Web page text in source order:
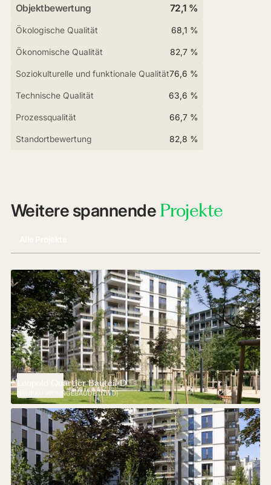
Objektbewertung 72,1 %
Ökologische Qualität 68,1 %
Ökonomische Qualität 82,7 %
Soziokulturelle und funktionale Qualität76,6 %
Technische Qualität 63,6 %
Prozessqualität 66,7 %
Standortbewertung 82,8 %
Weitere spannende Projekte
Leopold Quartier Bauteil D
NEUBAU WOHNGEBÄUDE (NWO)